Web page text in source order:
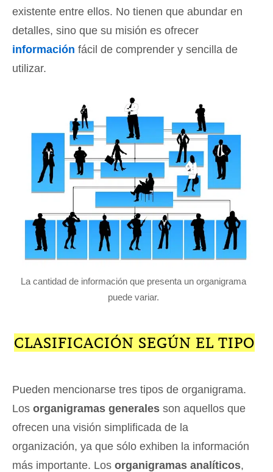
existente entre ellos. No tienen que abundar en
detalles, sino que su misión es ofrecer
información fácil de comprender y sencilla de
utilizar.
La cantidad de información que presenta un organigrama
puede variar.
CLASIFICACIÓN SEGÚN EL TIPO
Pueden mencionarse tres tipos de organigrama.
Los organigramas generales son aquellos que
ofrecen una visión simplificada de la
organización, ya que sólo exhiben la información
más importante. Los organigramas analíticos,